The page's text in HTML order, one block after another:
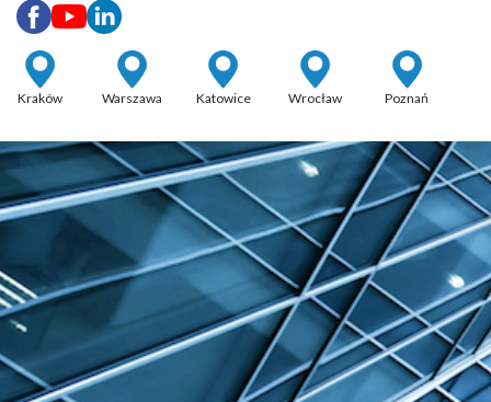
Kraków Warszawa Katowice Wrocław Poznań